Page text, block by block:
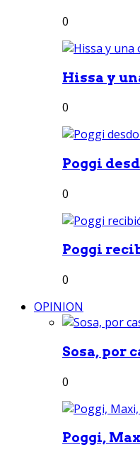
0
Hissa y
0
Poggi
0
Poggi
0
OPINION
Sosa, por
0
Poggi,